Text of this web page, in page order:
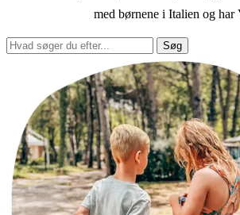
med børnene i Italien og